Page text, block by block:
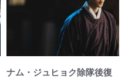
ナム・ジュヒョク除隊後復